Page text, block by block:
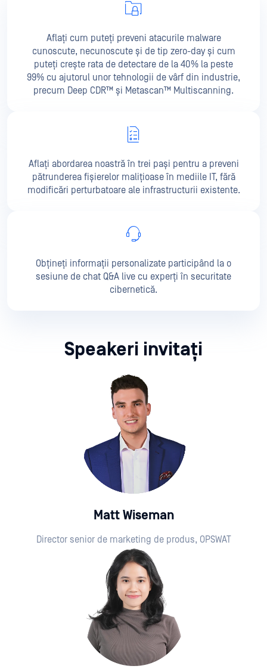
Aflați cum puteți preveni atacurile malware
cunoscute, necunoscute și de tip zero-day și cum
puteți crește rata de detectare de la 40% la peste
99% cu ajutorul unor tehnologii de vârf din industrie,
precum Deep CDR™ și Metascan™ Multiscanning.
Aflați abordarea noastră în trei pași pentru a preveni
pătrunderea fișierelor malițioase în mediile IT, fără
modificări perturbatoare ale infrastructurii existente.
Obțineți informații personalizate participând la o
sesiune de chat Q&A live cu experți în securitate
cibernetică.
Speakeri invitați
Matt Wiseman
Director senior de marketing de produs, OPSWAT